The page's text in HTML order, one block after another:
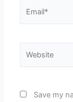
Save my